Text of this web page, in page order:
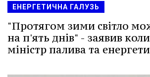
ЕНЕРГЕТИЧНА ГАЛУЗЬ
"Протягом зими світло
на п'ять днів" - заявив
міністр палива та